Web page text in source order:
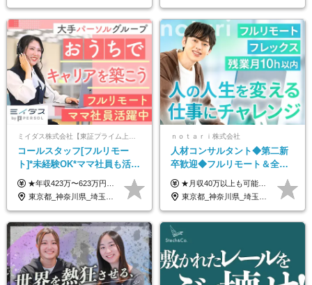
コールスタッフ[フルリモー
ト]*未経験OK*ママ社員も活躍
中*ブランクOK*全国どこでも
働ける
★年収423万〜623万円のモデルあり（想定時間外手当10時間分含む） ★半年に一度ドカンと支給のボーナスあり（半年に1度最大150万円） 月給25万円〜＋各種手当＋インセンティブ ＊リモートワーク手当（4000円/月） ＊リモートワーク一時金（1万5000円） ＊残業手当全額支給 ※経験・スキルにより月給を決定します ※試用期間：2ヵ月あり。期間中の雇用形態・給与・待遇に変更はありません 《頑張りはインセンティブとして還元！》 当社は5段階の評価制度を導入。 半期に1回の評価で最高ランク（5点）を獲得したメンバーには、 150万円のインセンティブを支給！ これが半年に一度のインセンティブとして支給されるため、 成果を出した分だけまとまった収入を得られる仕組みです。 【固定残業代について】 なし（残業代は、実際の労働時間に応じて別途全額支給）
東京都_神奈川県_埼玉県_千葉県_大阪府_愛知県_北海道_青森県_岩手県_宮城県_秋田県_山形県_福島県_茨城県_栃木県_群馬県_新潟県_山梨県_長野県_富山県_石川県_福井県_静岡県_岐阜県_三重県_兵庫県_京都府_滋賀県_奈良県_和歌山県_広島県_岡山県_鳥取県_島根県_山口県_徳島県_香川県_愛媛県_高知県_福岡県_熊本県_佐賀県_長崎県_大分県_宮崎県_鹿児島県_沖縄県
ｎｏｔａｒｉ株式会社
人材コンサルタント◆第二新
卒歓迎◆フルリモート＆全国
から勤務OK◆残業月10h以内
◆フレックス制
★月収40万以上も可能！ ★能力・スキル・経験を考慮した年収額を設定します ★年功序列ではなく、チャレンジを評価して給与に反映！ ■月給20万円～40万円＋決算賞与 ※経験・スキルを考慮のうえ決定します ※給与にはみなし残業代40時間分を含む。そのほか詳細に関しては別途面接時にご説明します ※試用期間3ヵ月あり。期間中の雇用形態・条件などに差異はありません
東京都_神奈川県_埼玉県_千葉県_大阪府_愛知県_北海道_青森県_岩手県_宮城県_秋田県_山形県_福島県_茨城県_栃木県_群馬県_新潟県_山梨県_長野県_富山県_石川県_福井県_静岡県_岐阜県_三重県_兵庫県_京都府_滋賀県_奈良県_和歌山県_広島県_岡山県_鳥取県_島根県_山口県_徳島県_香川県_愛媛県_高知県_福岡県_熊本県_佐賀県_長崎県_大分県_宮崎県_鹿児島県_沖縄県